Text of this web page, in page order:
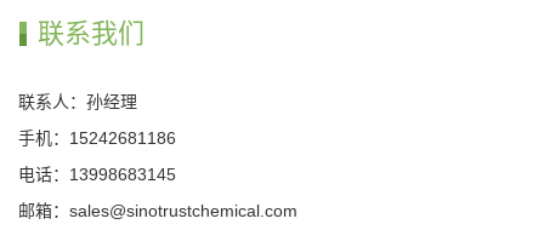
联系我们
联系人：孙经理
手机：15242681186
电话：13998683145
邮箱：sales@sinotrustchemical.com